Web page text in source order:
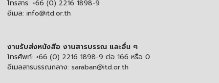
โทรสาร: +66 (0) 2216 1898-9
อีเมล: info@itd.or.th
งานรับส่งหนังสือ งานสารบรรณ และอื่น ๆ
โทรศัพท์: +66 (0) 2216 1898-9 ต่อ 166 หรือ 0
อีเมลสารบรรณกลาง: saraban@itd.or.th